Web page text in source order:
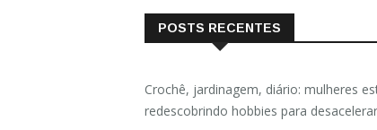
POSTS RECENTES
Crochê, jardinagem, diário: mulheres
redescobrindo hobbies para desacelerar